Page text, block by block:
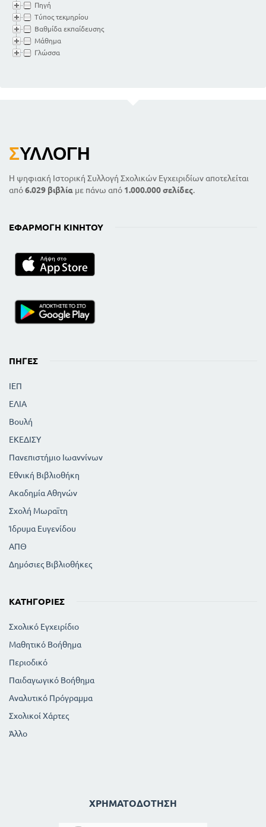
Πηγή
Τύπος τεκμηρίου
Βαθμίδα εκπαίδευσης
Μάθημα
Γλώσσα
ΣΥΛΛΟΓΉ
Η ψηφιακή Ιστορική Συλλογή Σχολικών Εγχειριδίων αποτελείται
από6.029 βιβλία με πάνω από 1.000.000 σελίδες.
ΕΦΑΡΜΟΓΉ ΚΙΝΗΤΟΎ
ΠΗΓΈΣ
ΙΕΠ
ΕΛΙΑ
Βουλή
ΕΚΕΔΙΣΥ
Πανεπιστήμιο Ιωαννίνων
Εθνική Βιβλιοθήκη
Ακαδημία Αθηνών
Σχολή Μωραϊτη
Ίδρυμα Ευγενίδου
ΑΠΘ
Δημόσιες Βιβλιοθήκες
ΚΑΤΗΓΟΡΊΕΣ
Σχολικό Εγχειρίδιο
Μαθητικό Βοήθημα
Περιοδικό
Παιδαγωγικό Βοήθημα
Αναλυτικό Πρόγραμμα
Σχολικοί Χάρτες
Άλλο
ΧΡΗΜΑΤΟΔΌΤΗΣΗ